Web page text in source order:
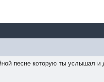
песне которую ты услышал